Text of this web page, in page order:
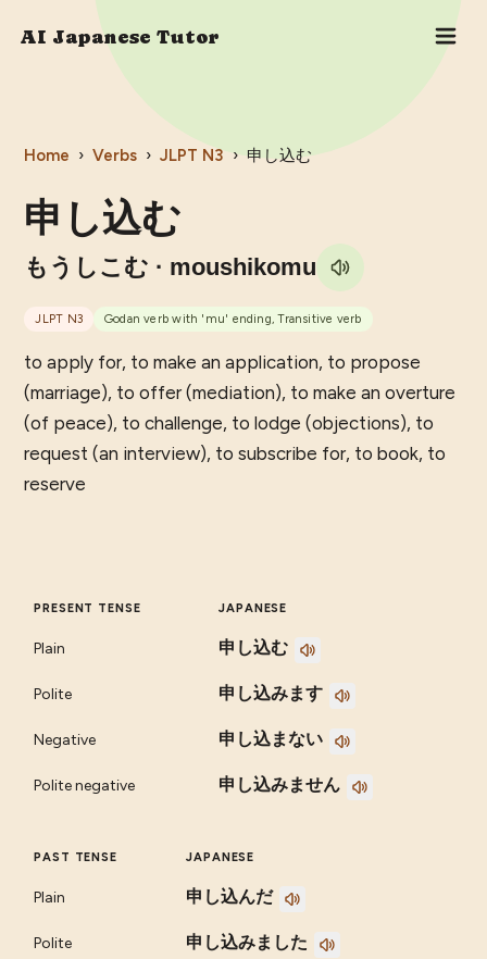
AI Japanese Tutor
Home › Verbs › JLPT N3 › 申し込む
申し込む
もうしこむ · moushikomu
JLPT N3 Godan verb with 'mu' ending, Transitive verb
to apply for, to make an application, to propose
(marriage), to offer (mediation), to make an overture
(of peace), to challenge, to lodge (objections), to
request (an interview), to subscribe for, to book, to
reserve
PRESENT TENSE JAPANESE
Plain 申し込む
Polite 申し込みます
Negative 申し込まない
Polite negative 申し込みません
PAST TENSE JAPANESE
Plain 申し込んだ
Polite 申し込みました